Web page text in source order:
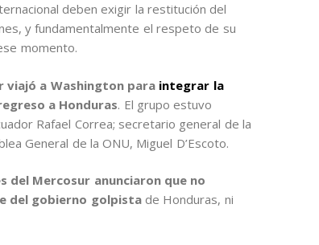
deben exigir la restitución del
y fundamentalmente el respeto de su
momento.
viajó a Washington para integrar la
a Honduras. El grupo estuvo
Rafael Correa; secretario general de la
General de la ONU, Miguel D’Escoto.
del Mercosur anunciaron que no
del gobierno golpistade Honduras, ni